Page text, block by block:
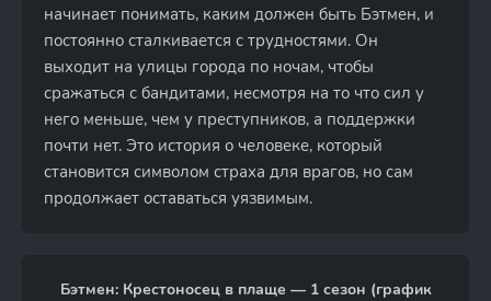
начинает понимать, каким должен быть Бэтмен, и
постоянно сталкивается с трудностями. Он
выходит на улицы города по ночам, чтобы
сражаться с бандитами, несмотря на то что сил у
него меньше, чем у преступников, а поддержки
почти нет. Это история о человеке, который
становится символом страха для врагов, но сам
продолжает оставаться уязвимым.
Бэтмен: Крестоносец в плаще — 1 сезон (график